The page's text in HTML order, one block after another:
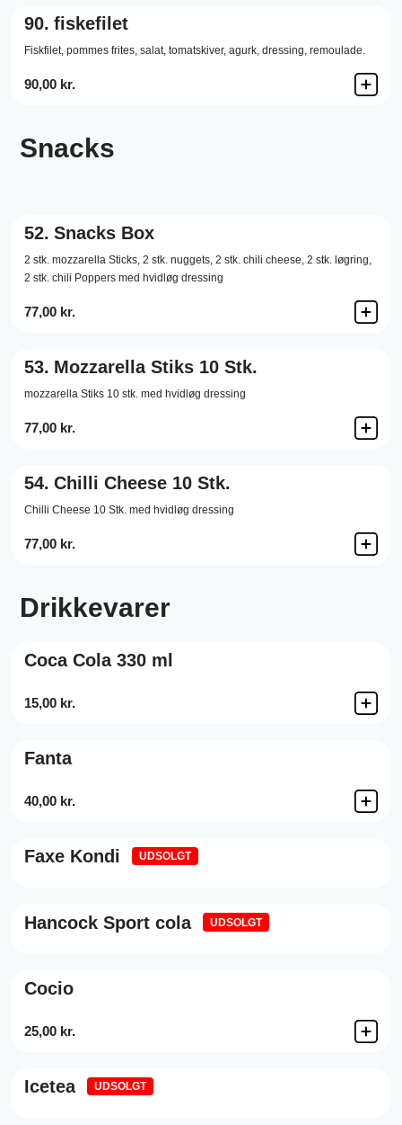
90. fiskefilet
Fiskfilet, pommes frites, salat, tomatskiver, agurk, dressing, remoulade.
90,00 kr.
Snacks
52. Snacks Box
2 stk. mozzarella Sticks, 2 stk. nuggets, 2 stk. chili cheese, 2 stk. løgring,
2 stk. chili Poppers med hvidløg dressing
77,00 kr.
53. Mozzarella Stiks 10 Stk.
mozzarella Stiks 10 stk. med hvidløg dressing
77,00 kr.
54. Chilli Cheese 10 Stk.
Chilli Cheese 10 Stk. med hvidløg dressing
77,00 kr.
Drikkevarer
Coca Cola 330 ml
15,00 kr.
Fanta
40,00 kr.
Faxe Kondi UDSOLGT
Hancock Sport cola UDSOLGT
Cocio
25,00 kr.
Icetea UDSOLGT